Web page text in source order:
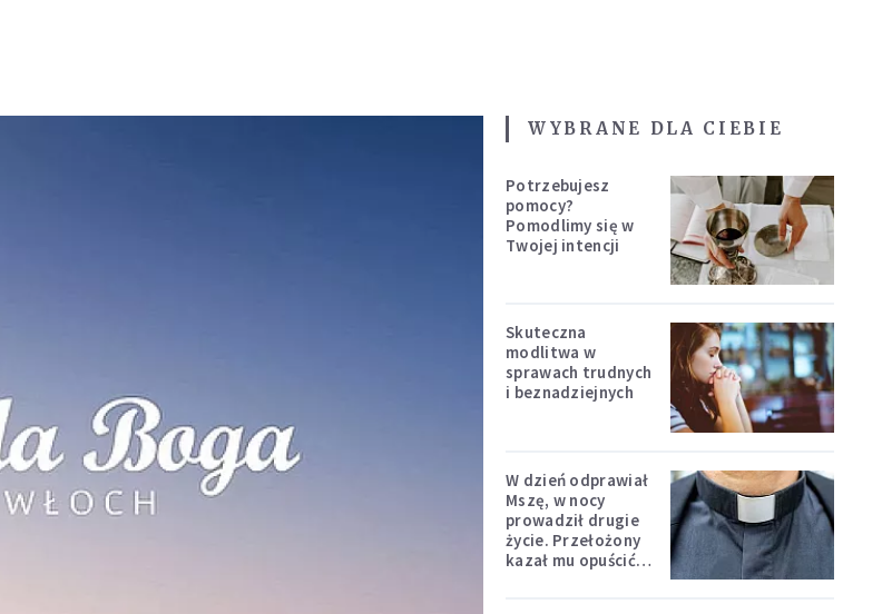
WYBRANE DLA CIEBIE
Potrzebujesz
pomocy?
Pomodlimy się w
Twojej intencji
Skuteczna
modlitwa w
sprawach trudnych
i beznadziejnych
W dzień odprawiał
Mszę, w nocy
prowadził drugie
życie. Przełożony
kazał mu opuścić